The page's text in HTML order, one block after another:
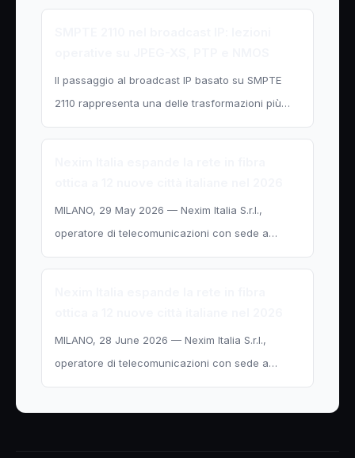
Il passaggio al broadcast IP basato su SMPTE
2110 rappresenta una delle trasformazioni più…
MILANO, 29 May 2026 — Nexim Italia S.r.l.,
operatore di telecomunicazioni con sede a…
MILANO, 28 June 2026 — Nexim Italia S.r.l.,
operatore di telecomunicazioni con sede a…